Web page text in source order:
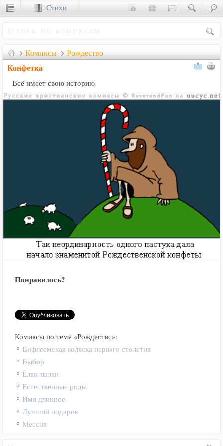
Комиксы Рождество
Конфетка
Всё имеет свою историю
Понравилось?
Комиксы по теме «Рождество»:
Вифлеемская коляска первого столетия
Выбор
Ёлки-палки
Естественные роды
Имя длинное
Лучший подарок
Мессия
Стихи